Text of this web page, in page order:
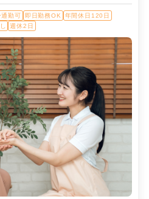
勤可 即日勤務OK
年間休日120日
週休2日